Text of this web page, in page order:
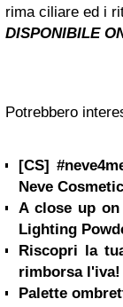
rima ciliare ed i
DISPONIBILE
Potrebbero
[CS]
Neve Cosmetic
A close up on
Lighting
Riscopri la
rimborsa l'iva!
Palette